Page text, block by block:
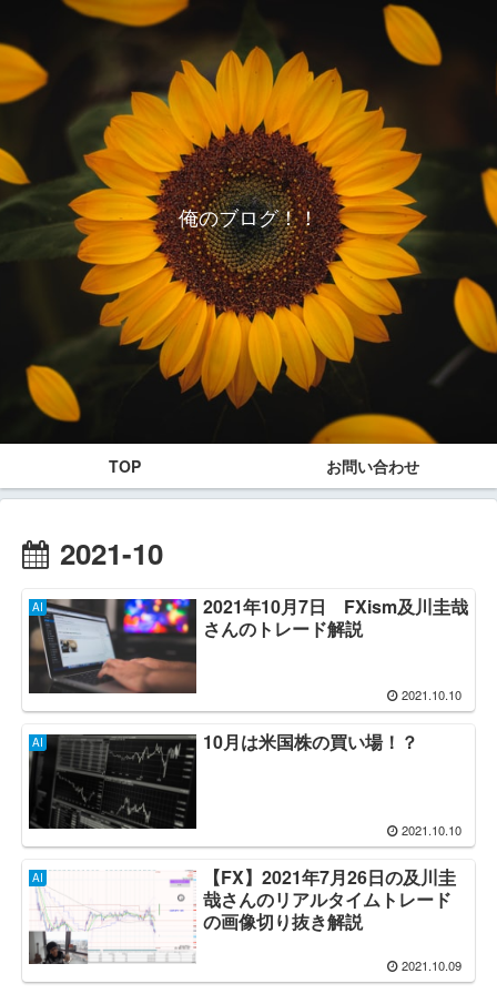
俺のブログ！！
TOP お問い合わせ
2021-10
AI
2021年10月7日 FXism及川圭哉
さんのトレード解説
2021.10.10
AI 10月は米国株の買い場！？
2021.10.10
AI
【FX】2021年7月26日の及川圭
哉さんのリアルタイムトレード
の画像切り抜き解説
2021.10.09